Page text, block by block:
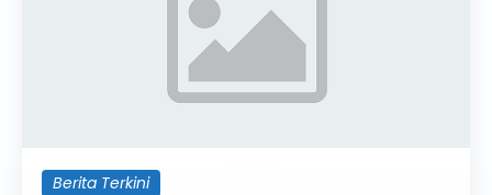
Berita Terkini